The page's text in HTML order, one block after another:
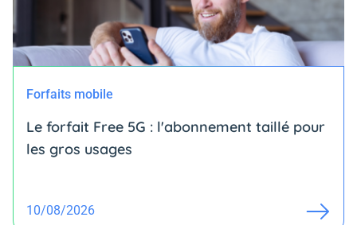
Forfaits mobile
Le forfait Free 5G : l'abonnement taillé pour
les gros usages
10/08/2026